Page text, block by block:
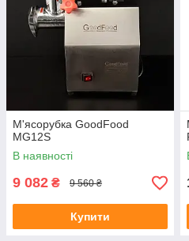
М'ясорубка GoodFood
MG12S
В наявності
9 082 ₴ 9 560 ₴
Купити